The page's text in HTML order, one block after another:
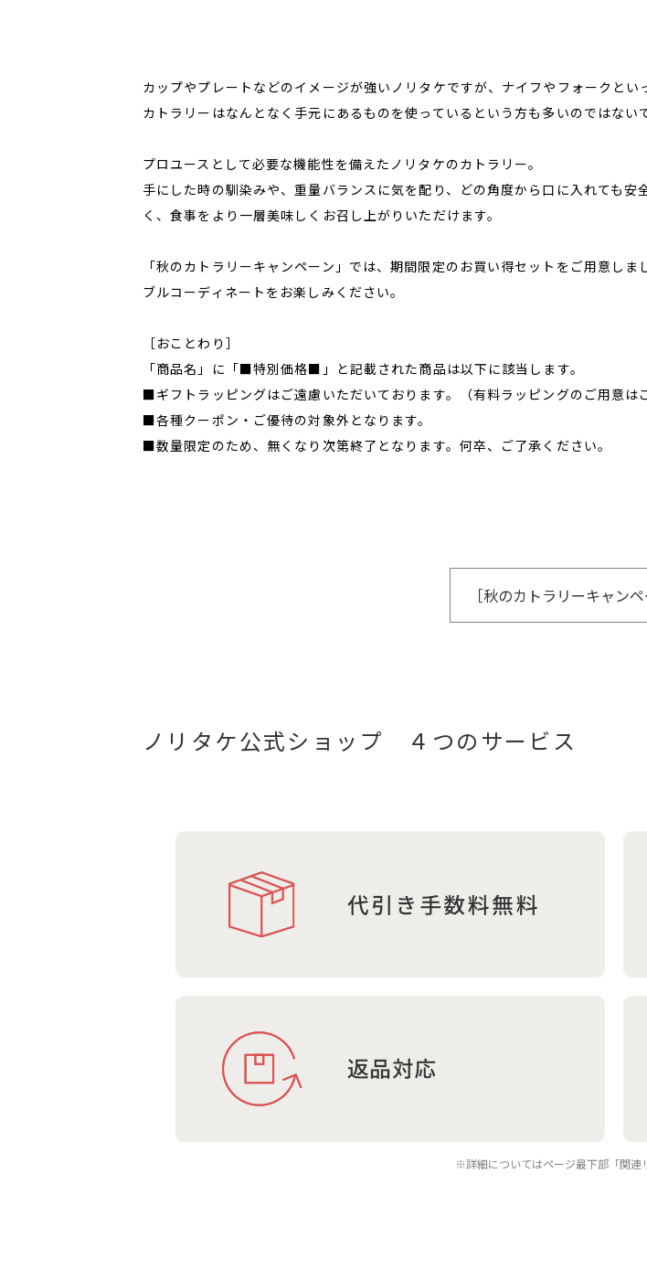
カップやプレートなどのイメージが強いノリタケですが、ナイフやフォークと
カトラリーはなんとなく手元にあるものを使っているという方も多いのではない
プロユースとして必要な機能性を備えたノリタケのカトラリー。
手にした時の馴染みや、重量バランスに気を配り、どの角度から口に入れても
く、食事をより一層美味しくお召し上がりいただけます。
「秋のカトラリーキャンペーン」では、期間限定のお買い得セットをご用意し
ブルコーディネートをお楽しみください。
［おことわり］
「商品名」に「■特別価格■」と記載された商品は以下に該当します。
■ギフトラッピングはご遠慮いただいております。（有料ラッピングのご用意は
■各種クーポン・ご優待の対象外となります。
■数量限定のため、無くなり次第終了となります。何卒、ご了承ください。
［秋のカトラリーキャン
ノリタケ公式ショップ ４つのサービス
※詳細についてはページ最下部「関連